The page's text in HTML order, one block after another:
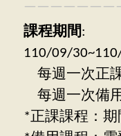
課程期間:
110/09/
每週一次正
每週一次備
*正課課程：